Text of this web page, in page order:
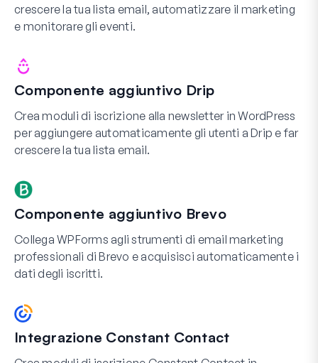
crescere la tua lista email, automatizzare il marketing
e monitorare gli eventi.
Componente aggiuntivo Drip
Crea moduli di iscrizione alla newsletter in WordPress
per aggiungere automaticamente gli utenti a Drip e far
crescere la tua lista email.
Componente aggiuntivo Brevo
Collega WPForms agli strumenti di email marketing
professionali di Brevo e acquisisci automaticamente i
dati degli iscritti.
Integrazione Constant Contact